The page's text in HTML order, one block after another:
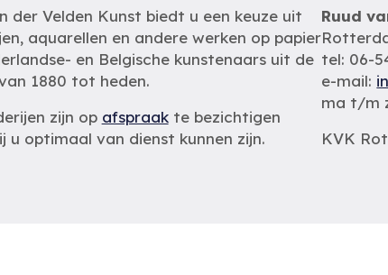
der Velden Kunst biedt u een keuze uit
aquarellen en andere werken op papier
en Belgische kunstenaars uit de
1880 tot heden.
zijn op afspraakte bezichtigen
u optimaal van dienst kunnen zijn.
Ruud
tel: 06-
e-mail:
ma t/m
KVK